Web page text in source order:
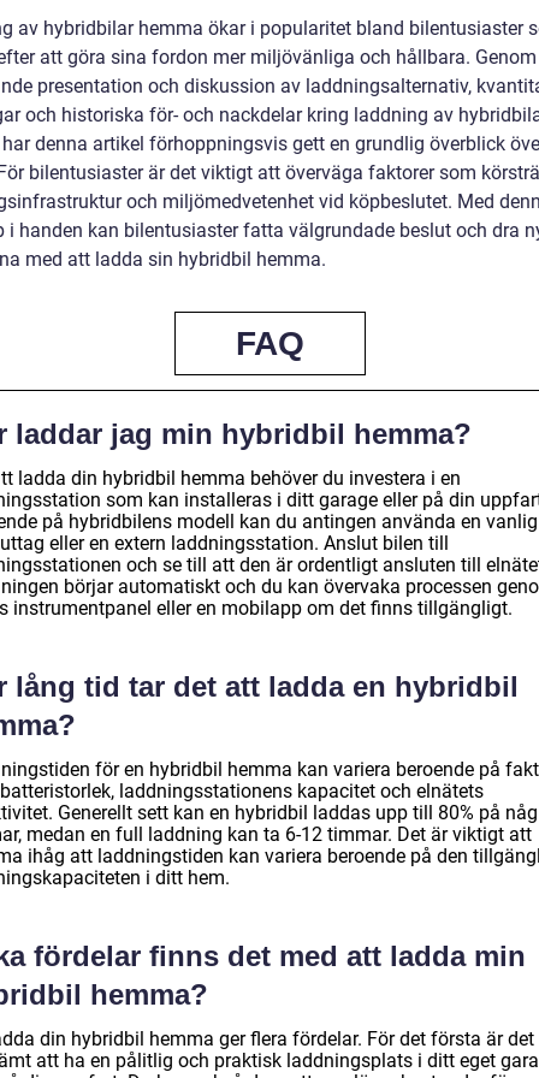
av hybridbilar hemma ökar i popularitet bland bilentusiaster
att göra sina fordon mer miljövänliga och hållbara.
presentation och diskussion av laddningsalternativ,
och historiska för- och nackdelar kring laddning av
denna artikel förhoppningsvis gett en grundlig överblick
bilentusiaster är det viktigt att överväga faktorer som
och miljömedvetenhet vid köpbeslutet. Med
i handen kan bilentusiaster fatta välgrundade beslut och dra
med att ladda sin hybridbil hemma.
FAQ
laddar jag min hybridbil hemma?
ladda din hybridbil hemma behöver du investera i en
som kan installeras i ditt garage eller på din
på hybridbilens modell kan du antingen använda en vanlig
eller en extern laddningsstation. Anslut bilen till
och se till att den är ordentligt ansluten till
börjar automatiskt och du kan övervaka processen
instrumentpanel eller en mobilapp om det finns tillgängligt.
lång tid tar det att ladda en hybridbil
för en hybridbil hemma kan variera beroende på
laddningsstationens kapacitet och elnätets
Generellt sett kan en hybridbil laddas upp till 80% på
medan en full laddning kan ta 6-12 timmar. Det är viktigt att
ihåg att laddningstiden kan variera beroende på den
i ditt hem.
fördelar finns det med att ladda min
hemma?
din hybridbil hemma ger flera fördelar. För det första är det
att ha en pålitlig och praktisk laddningsplats i ditt eget